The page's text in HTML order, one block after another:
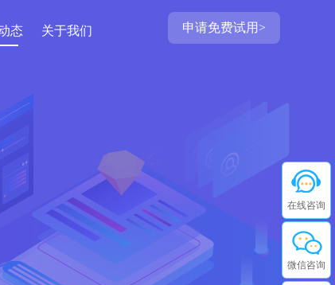
申请免费试用>
态 关于我们
在线咨询
微信咨询